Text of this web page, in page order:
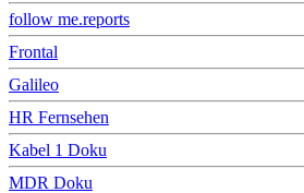
follow me.reports
Frontal
Galileo
HR Fernsehen
Kabel 1 Doku
MDR Doku